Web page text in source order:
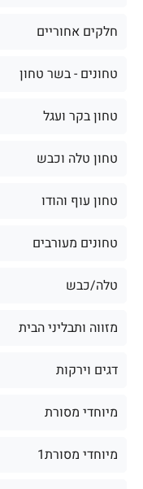
חלקים אחוריים
טחונים - בשר טחון
טחון בקר ועגל
טחון טלה וכבש
טחון עוף והודו
טחונים מעורבים
טלה/כבש
מזווה ותבליני הבית
דגים וירקות
מיוחדי מסורת
מיוחדי מסורת1